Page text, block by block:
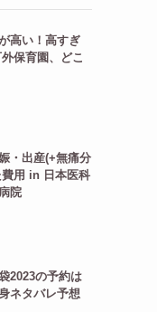
高い！高すぎ
保育園、どこ
・出産(+無痛分
用 in 日本医科
院
2023の予約は
ネタバレ予想